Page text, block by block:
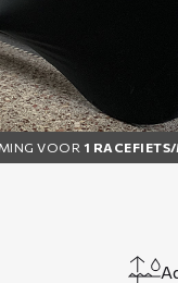
VOOR 1